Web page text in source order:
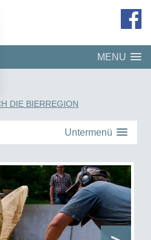
MENU
DIE BIERREGION
Untermenü